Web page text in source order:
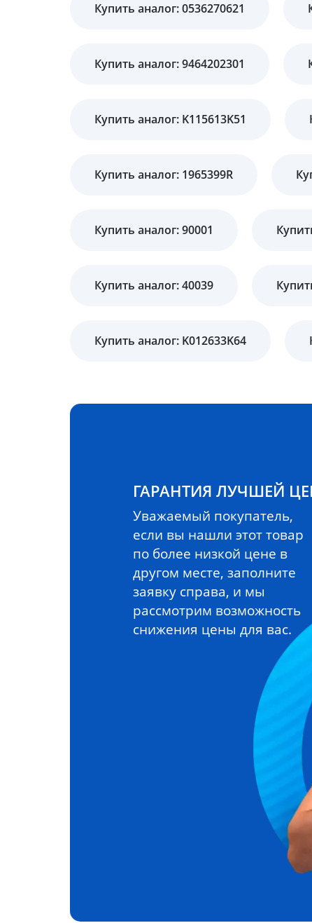
Купить аналог: 0536270621
Купить аналог: 9464202301
Купить аналог: K115613K51
Купить аналог: 1965399R
Купить аналог: 90001
Купить аналог: 40039
Купить аналог: K012633K64
ГАРАНТИЯ ЛУЧШЕЙ
Уважаемый покупатель,
если вы нашли этот товар
по более низкой цене в
другом месте, заполните
заявку справа, и мы
рассмотрим возможность
снижения цены для вас.